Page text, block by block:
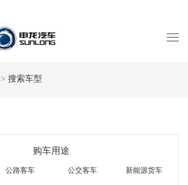
> 搜索车型
购车用途
公路客车 公交客车 新能源货车